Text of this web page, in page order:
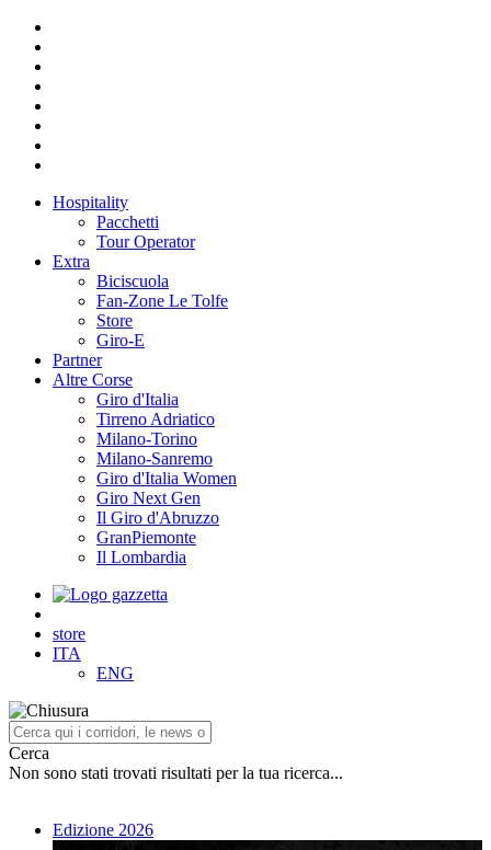
Hospitality
Pacchetti
Tour Operator
Extra
Biciscuola
Fan-Zone Le Tolfe
Store
Giro-E
Partner
Altre Corse
Giro d'Italia
Tirreno Adriatico
Milano-Torino
Milano-Sanremo
Giro d'Italia Women
Giro Next Gen
Il Giro d'Abruzzo
GranPiemonte
Il Lombardia
store
ITA
ENG
Cerca
Non sono stati trovati risultati per la tua ricerca...
Edizione 2026